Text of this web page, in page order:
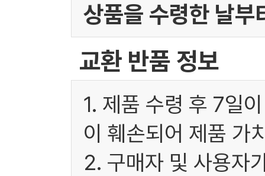
상품을 수령한 날부
교환 반품 정보
1. 제품 수령 후 7일
이 훼손되어 제품 가
2. 구매자 및 사용자